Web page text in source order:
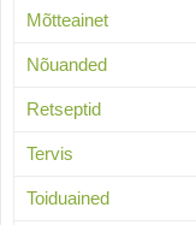
Mõtteainet
Nõuanded
Retseptid
Tervis
Toiduained